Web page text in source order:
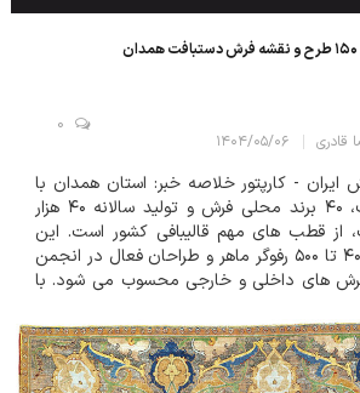
قادری ۱۴۰۴/۰۵/۰۶
0
- کارپتور خلاصه خبر: استان همدان با
بیش از ۶۰ هزار قالیباف، ۴۰ برند محلی فرش و تولید سالانه ۴۰ هزار
از قطب های مهم قالیبافی کشور است. این
استان با برخورداری از ۴۰۰ تا ۵۰۰ رفوگر ماهر و طراحان فعال در انجمن
فرش های داخلی و خارجی محسوب می شود. با